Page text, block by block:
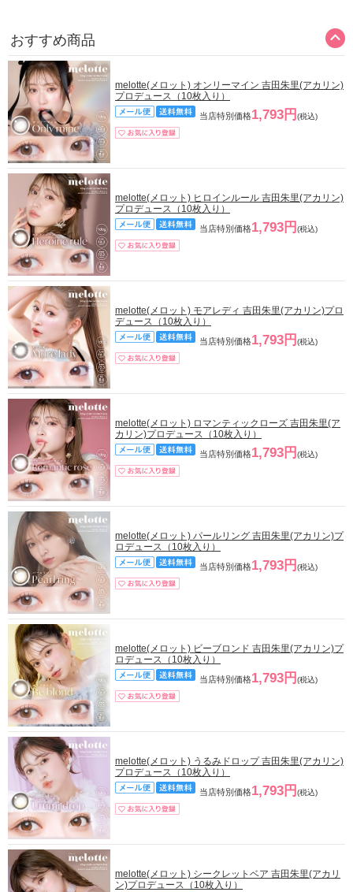
おすすめ商品
melotte(メロット) オンリーマイン 吉田朱里(アカリン)
プロデュース（10枚入り）
当店特別価格1,793円 (税込)
melotte(メロット) ヒロインルール 吉田朱里(アカリン)
プロデュース（10枚入り）
当店特別価格1,793円 (税込)
melotte(メロット) モアレディ 吉田朱里(アカリン)プロ
デュース（10枚入り）
当店特別価格1,793円 (税込)
melotte(メロット) ロマンティックローズ 吉田朱里(ア
カリン)プロデュース（10枚入り）
当店特別価格1,793円 (税込)
melotte(メロット) パールリング 吉田朱里(アカリン)プ
ロデュース（10枚入り）
当店特別価格1,793円 (税込)
melotte(メロット) ビーブロンド 吉田朱里(アカリン)プ
ロデュース（10枚入り）
当店特別価格1,793円 (税込)
melotte(メロット) うるみドロップ 吉田朱里(アカリン)
プロデュース（10枚入り）
当店特別価格1,793円 (税込)
melotte(メロット) シークレットベア 吉田朱里(アカリ
ン)プロデュース（10枚入り）